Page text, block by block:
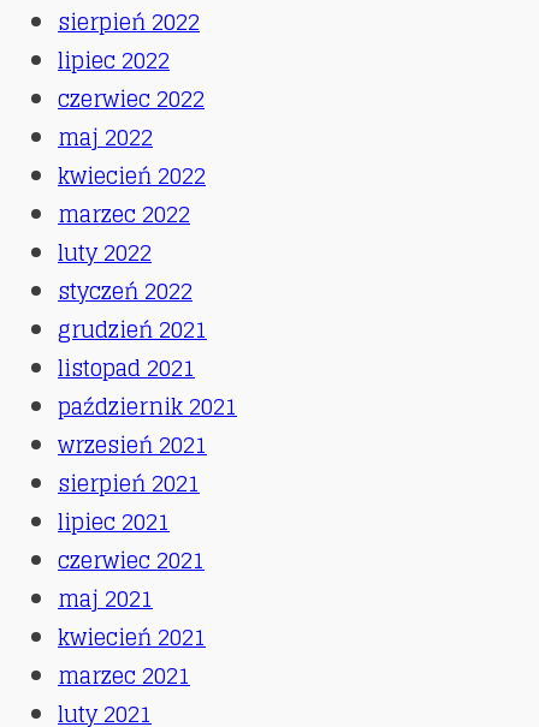
sierpień 2022
lipiec 2022
czerwiec 2022
maj 2022
kwiecień 2022
marzec 2022
luty 2022
styczeń 2022
grudzień 2021
listopad 2021
październik 2021
wrzesień 2021
sierpień 2021
lipiec 2021
czerwiec 2021
maj 2021
kwiecień 2021
marzec 2021
luty 2021